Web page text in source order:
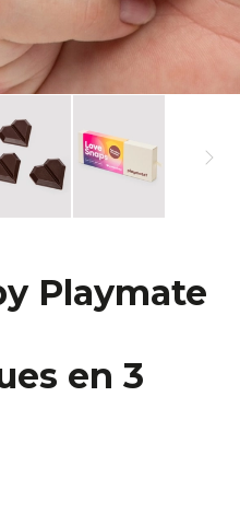
Playmate
en 3